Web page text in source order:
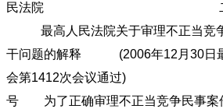
民法院 二○○七年
最高人民法院关于审理不正当竞
干问题的解释 (2006年12月30日最
会第1412次会议通过) 法
号 为了正确审理不正当竞争民事案